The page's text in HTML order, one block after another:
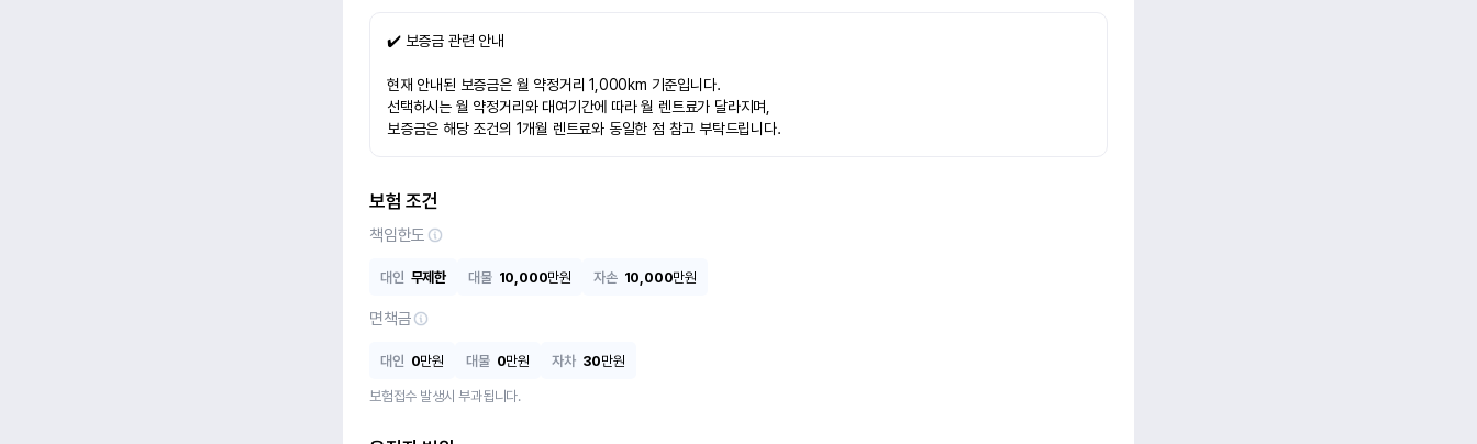
✔️ 보증금 관련 안내
현재 안내된 보증금은 월 약정거리 1,000km 기준입니다.
선택하시는 월 약정거리와 대여기간에 따라 월 렌트료가 달라지며,
보증금은 해당 조건의 1개월 렌트료와 동일한 점 참고 부탁드립니다.
보험 조건
책임한도
대인 무제한 대물 10,000만원 자손 10,000만원
면책금
대인 0만원 대물 0만원 자차 30만원
보험접수 발생시 부과됩니다.